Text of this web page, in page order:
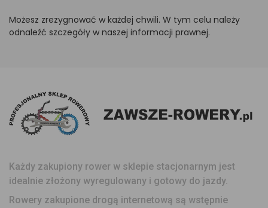
Możesz zrezygnować w każdej chwili. W tym celu należy
odnaleźć szczegóły w naszej informacji prawnej.
Każdy zakupiony rower w sklepie stacjonarnym jest
idealnie złożony wyregulowany i gotowy do jazdy.
Rowery zakupione drogą internetową są wstępnie